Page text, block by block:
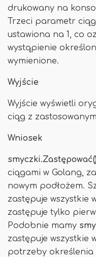
drukowany na
Trzeci parametr
ustawiona na 1, co
wystąpienie
wymienione.
Wyjście
Wyjście wyświetli
ciąg z
Wniosek
smyczki.Zastępować()
ciągami w Golang,
nowym podłożem.
zastępuje wszystkie
zastępuje tylko
Podobnie mamy
zastępuje wszystkie
potrzeby określenia